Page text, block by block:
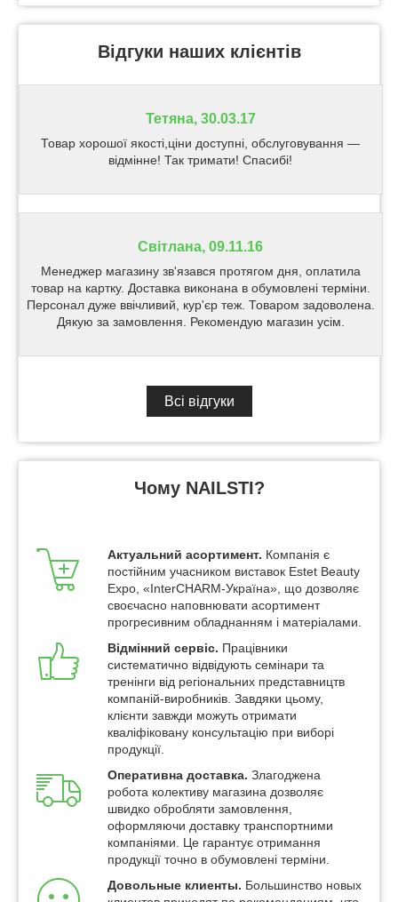
Відгуки наших клієнтів
Тетяна, 30.03.17
Товар хорошої якості,ціни доступні, обслуговування —
відмінне! Так тримати! Спасибі!
Світлана, 09.11.16
Менеджер магазину зв'язався протягом дня, оплатила
товар на картку. Доставка виконана в обумовлені терміни.
Персонал дуже ввічливий, кур'єр теж. Товаром задоволена.
Дякую за замовлення. Рекомендую магазин усім.
Всі відгуки
Чому NAILSTI?
Актуальний асортимент. Компанія є
постійним учасником виставок Estet Beauty
Expo, «InterCHARM-Україна», що дозволяє
своєчасно наповнювати асортимент
прогресивним обладнанням і матеріалами.
Відмінний сервіс. Працівники
систематично відвідують семінари та
тренінги від регіональних представництв
компаній-виробників. Завдяки цьому,
клієнти завжди можуть отримати
кваліфіковану консультацію при виборі
продукції.
Оперативна доставка. Злагоджена
робота колективу магазина дозволяє
швидко обробляти замовлення,
оформляючи доставку транспортними
компаніями. Це гарантує отримання
продукції точно в обумовлені терміни.
Довольные клиенты. Большинство новых